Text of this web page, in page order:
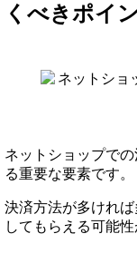
くべきポイ
ネットショップで
る重要な要素です。
決済方法が多けれ
してもらえる可能